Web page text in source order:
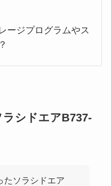
ージプログラムやス
シドエアB737-
たソラシドエア